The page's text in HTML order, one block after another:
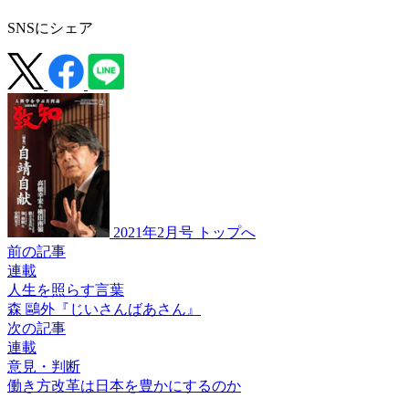
SNSにシェア
2021年2月号 トップへ
前の記事
連載
人生を照らす言葉
森 鷗外『じいさんばあさん』
次の記事
連載
意見・判断
働き方改革は 日本を豊かにするのか